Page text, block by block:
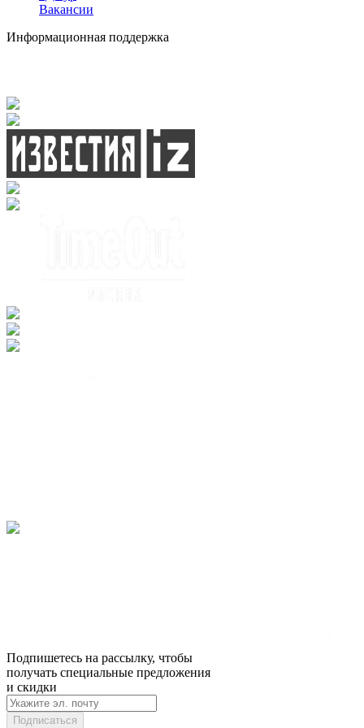
Вакансии
Информационная поддержка
Подпишетесь на рассылку, чтобы
получать специальные предложения
и скидки
Подписаться